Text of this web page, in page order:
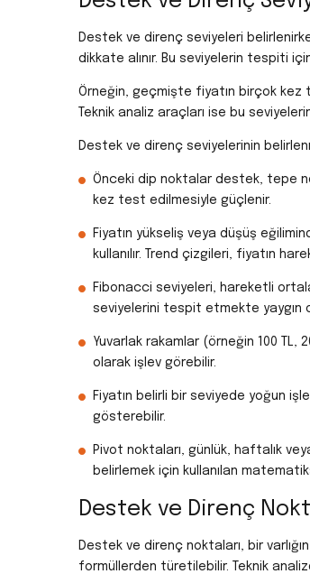
Destek ve direnç seviyeleri
dikkate alınır. Bu seviyelerin tespiti
Örneğin, geçmişte fiyatın birçok kez
Teknik analiz araçları ise bu
Destek ve direnç seviyelerinin
Önceki dip noktalar destek, tepe
kez test edilmesiyle güçlenir.
Fiyatın yükseliş veya düşüş
kullanılır. Trend çizgileri, fiyatın
Fibonacci seviyeleri, hareketli
seviyelerini tespit etmekte yaygın
Yuvarlak rakamlar (örneğin 100 TL,
olarak işlev görebilir.
Fiyatın belirli bir seviyede yoğun
gösterebilir.
Pivot noktaları, günlük, haftalık
belirlemek için kullanılan
Destek ve Direnç
Destek ve direnç noktaları, bir
formüllerden türetilebilir. Teknik